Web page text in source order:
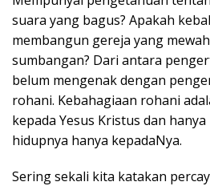
suara yang bagus? Apakah
membangun gereja yang
sumbangan? Dari antara
belum mengenak dengan
rohani. Kebahagiaan rohani
kepada Yesus Kristus dan
hidupnya hanya kepadaNya.
Sering sekali kita katakan